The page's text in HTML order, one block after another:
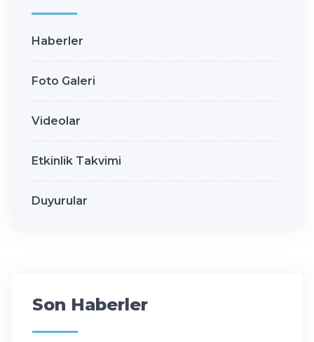
Haberler
Foto Galeri
Videolar
Etkinlik Takvimi
Duyurular
Son Haberler